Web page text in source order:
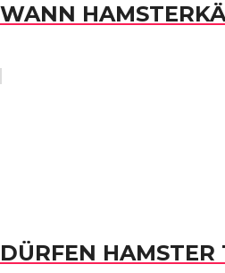
WANN
DÜRFEN HAMSTER